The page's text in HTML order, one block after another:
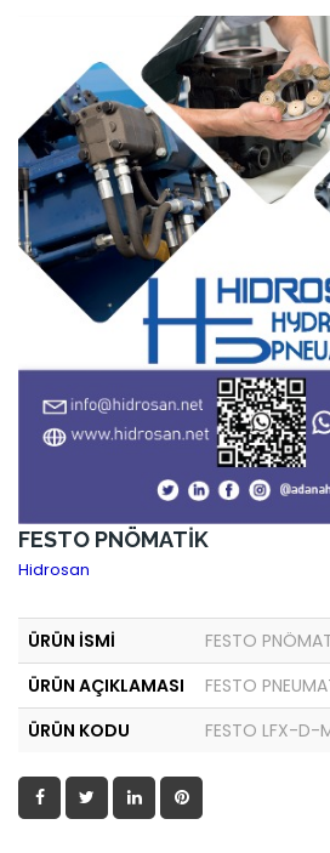
FESTO PNÖMATİK
Hidrosan
ÜRÜN İSMİ
FESTO
ÜRÜN AÇIKLAMASI
FESTO
ÜRÜN KODU
FESTO LFX-